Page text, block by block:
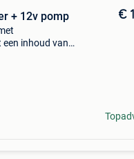
+ 12v pomp
inhoud van
€